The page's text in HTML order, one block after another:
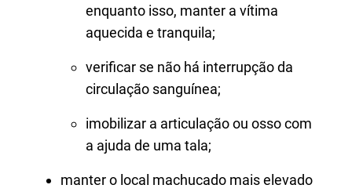
enquanto isso, manter a vítima
aquecida e tranquila;
verificar se não há interrupção da
circulação sanguínea;
imobilizar a articulação ou osso com
a ajuda de uma tala;
manter o local machucado mais elevado